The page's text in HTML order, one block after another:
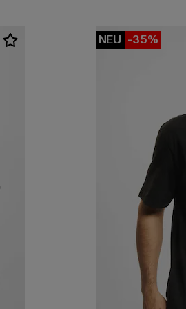
NEU -35%